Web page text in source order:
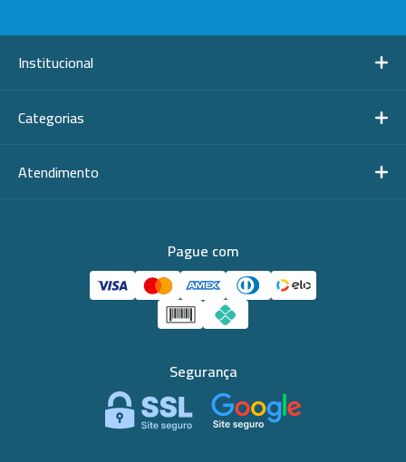
Institucional
Categorias
Atendimento
Pague com
Segurança